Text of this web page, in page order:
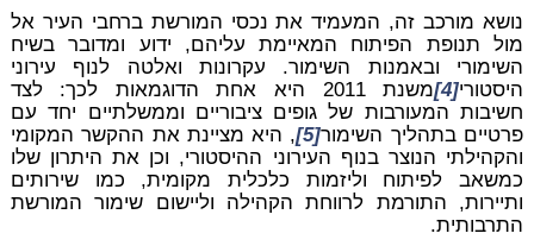
נושא מורכב זה, המעמיד את נכסי המורשת ברחבי העיר אל
מול תנופת הפיתוח המאיימת עליהם, ידוע ומדובר בשיח
השימורי ובאמנות השימור. עקרונות ואלטה לנוף עירוני
היסטורי[4]
משנת 2011 היא אחת הדוגמאות לכך: לצד
חשיבות המעורבות של גופים ציבוריים וממשלתיים יחד עם
פרטיים בתהליך השימור[5]
, היא מציינת את ההקשר המקומי
והקהילתי הנוצר בנוף העירוני ההיסטורי, וכן את היתרון שלו
כמשאב לפיתוח וליזמות כלכלית מקומית, כמו שירותים
ותיירות, התורמת לרווחת הקהילה וליישום שימור המורשת
התרבותית.